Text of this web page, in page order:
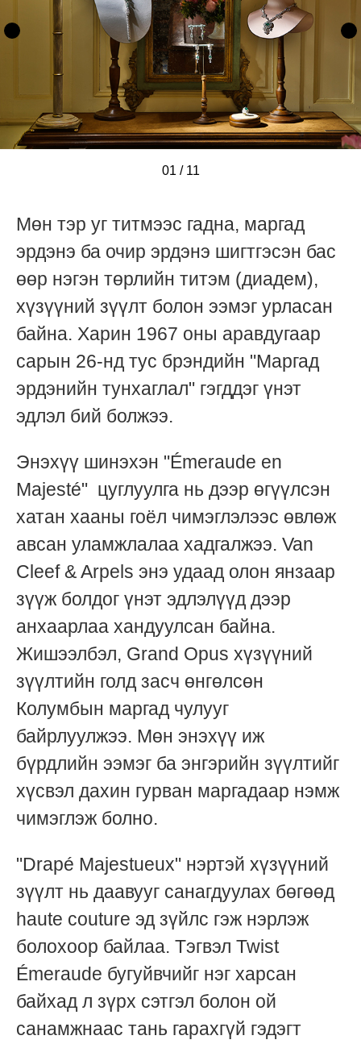
01 / 11
/////////
/
Мөн тэр уг титмээс гадна, маргад
эрдэнэ ба очир эрдэнэ шигтгэсэн бас
өөр нэгэн төрлийн титэм (диадем),
хүзүүний зүүлт болон ээмэг урласан
байна. Харин 1967 оны аравдугаар
сарын 26-нд тус брэндийн "Маргад
эрдэнийн тунхаглал" гэгддэг үнэт
эдлэл бий болжээ.
Энэхүү шинэхэн "Émeraude en
Majesté" цуглуулга нь дээр өгүүлсэн
хатан хааны гоёл чимэглэлээс өвлөж
авсан уламжлалаа хадгалжээ. Van
Cleef & Arpels энэ удаад олон янзаар
зүүж болдог үнэт эдлэлүүд дээр
анхаарлаа хандуулсан байна.
Жишээлбэл, Grand Opus хүзүүний
зүүлтийн голд засч өнгөлсөн
Колумбын маргад чулууг
байрлуулжээ. Мөн энэхүү иж
бүрдлийн ээмэг ба энгэрийн зүүлтийг
хүсвэл дахин гурван маргадаар нэмж
чимэглэж болно.
"Drapé Majestueux" нэртэй хүзүүний
зүүлт нь даавууг санагдуулах бөгөөд
haute couture эд зүйлс гэж нэрлэж
болохоор байлаа. Тэгвэл Twist
Émeraude бугуйвчийг нэг харсан
байхад л зүрх сэтгэл болон ой
санамжнаас тань гарахгүй гэдэгт